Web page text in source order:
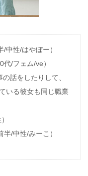
性/はやぼー）
/フェム/ve）
話をしたりして、
いる彼女も同じ職業
/中性/みーこ）